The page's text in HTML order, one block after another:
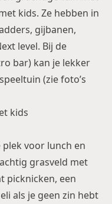
kids. Ze hebben in
gijbanen,
level. Bij de
bar) kan je lekker
(zie foto’s
voor lunch en
grasveld met
picknicken, een
als je geen zin hebt